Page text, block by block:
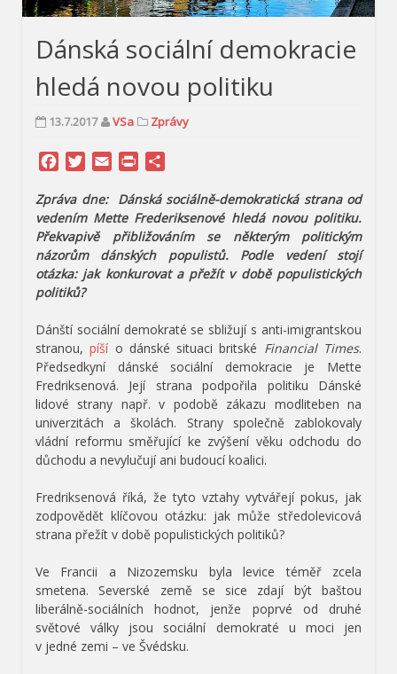
Dánská sociální demokracie
hledá novou politiku
13.7.2017 VSa Zprávy
Facebook
Twitter
Email Print
Zpráva dne: Dánská sociálně-demokratická strana od
vedením Mette Frederiksenové hledá novou politiku.
Překvapivě přibližováním se některým politickým
názorům dánských populistů. Podle vedení stojí
otázka: jak konkurovat a přežít v době populistických
politiků?
Dánští sociální demokraté se sbližují s anti-imigrantskou
stranou,píší o dánské situaci britské Financial Times.
Předsedkyní dánské sociální demokracie je Mette
Fredriksenová. Její strana podpořila politiku Dánské
lidové strany např. v podobě zákazu modliteben na
univerzitách a školách. Strany společně zablokovaly
vládní reformu směřující ke zvýšení věku odchodu do
důchodu a nevylučují ani budoucí koalici.
Fredriksenová říká, že tyto vztahy vytvářejí pokus, jak
zodpovědět klíčovou otázku: jak může středolevicová
strana přežít v době populistických politiků?
Ve Francii a Nizozemsku byla levice téměř zcela
smetena. Severské země se sice zdají být baštou
liberálně-sociálních hodnot, jenže poprvé od druhé
světové války jsou sociální demokraté u moci jen
v jedné zemi – ve Švédsku.